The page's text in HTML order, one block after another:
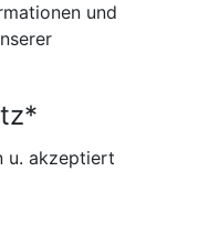
und
*
u. akzeptiert